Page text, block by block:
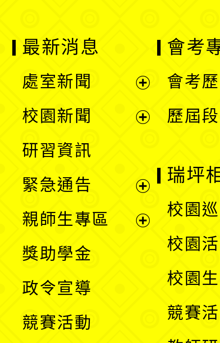
最新消息
處室新聞
單
校園新聞
選
單
研習資訊
緊急通告
親師生專區
獎助學金
政令宣導
競賽活動
會考
會考
歷屆
瑞坪
校園
校園
校園
競賽